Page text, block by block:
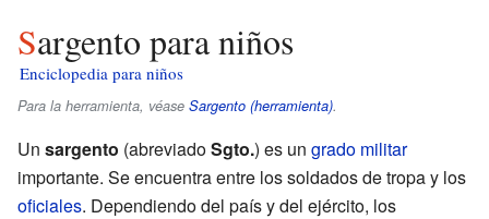
Sargento para niños
Enciclopedia para niños
Para la herramienta, véase Sargento (herramienta).
Un sargento (abreviadoSgto.) es un grado militar
importante. Se encuentra entre los soldados de tropa y los
oficiales. Dependiendo del país y del ejército, los